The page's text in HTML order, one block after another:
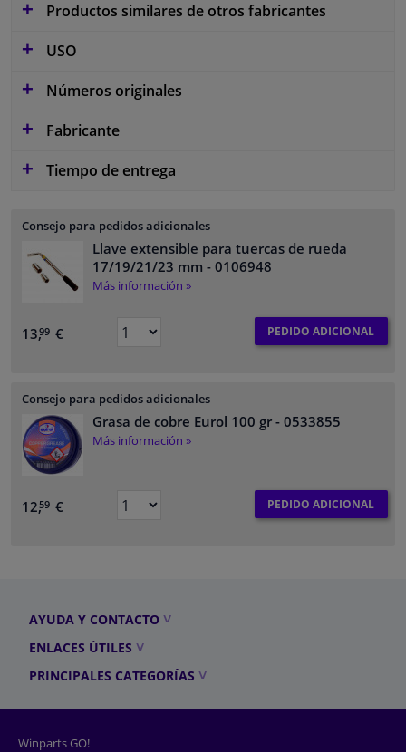
Productos similares de otros fabricantes
USO
Números originales
Fabricante
Tiempo de entrega
Consejo para pedidos adicionales
Llave extensible para tuercas de rueda
17/19/21/23 mm - 0106948
Más información »
13,99 € PEDIDO ADICIONAL
Consejo para pedidos adicionales
Grasa de cobre Eurol 100 gr - 0533855
Más información »
12,59 € PEDIDO ADICIONAL
AYUDA Y CONTACTO
ENLACES ÚTILES
PRINCIPALES CATEGORÍAS
Winparts GO!